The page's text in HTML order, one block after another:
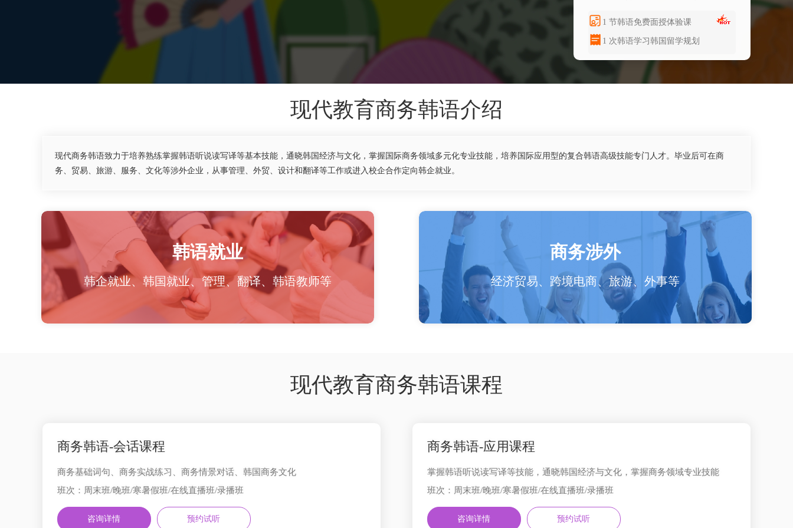
1 节韩语免费面授体验课
1 次韩语学习韩国留学规划
现代教育商务韩语介绍
现代商务韩语致力于培养熟练掌握韩语听说读写译等基本技能，通晓韩国经济与文化，掌握国际商务领域多元化专业技能，培养国际应用型的复合韩语高级技能专门人才。毕业后可在商
务、贸易、旅游、服务、文化等涉外企业，从事管理、外贸、设计和翻译等工作或进入校企合作定向韩企就业。
韩语就业
韩企就业、韩国就业、管理、翻译、韩语教师等
商务涉外
经济贸易、跨境电商、旅游、外事等
现代教育商务韩语课程
商务韩语-会话课程
商务基础词句、商务实战练习、商务情景对话、韩国商务文化
班次：周末班/晚班/寒暑假班/在线直播班/录播班
咨询详情 预约试听
商务韩语-应用课程
掌握韩语听说读写译等技能，通晓韩国经济与文化，掌握商务领域专业技能
班次：周末班/晚班/寒暑假班/在线直播班/录播班
咨询详情 预约试听